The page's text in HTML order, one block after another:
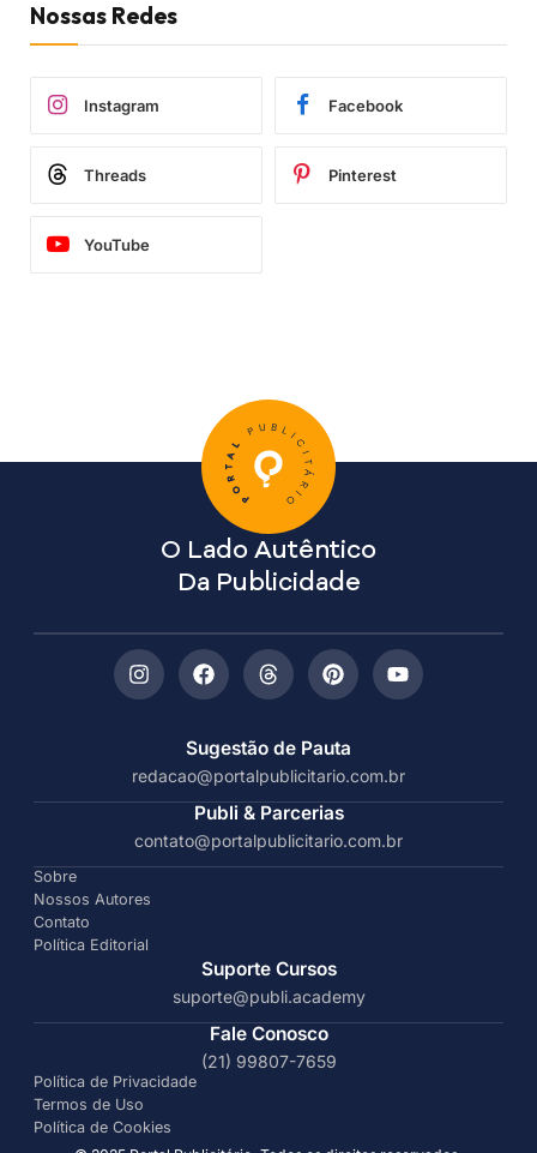
Nossas Redes
Instagram Facebook
Threads Pinterest
YouTube
Sugestão de Pauta
redacao@portalpublicitario.com.br
Publi & Parcerias
contato@portalpublicitario.com.br
Sobre
Nossos Autores
Contato
Política Editorial
O Lado Autêntico
Da Publicidade
Suporte Cursos
suporte@publi.academy
Fale Conosco
(21) 99807-7659
Política de Privacidade
Termos de Uso
Política de Cookies